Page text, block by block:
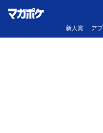
新人賞 ア